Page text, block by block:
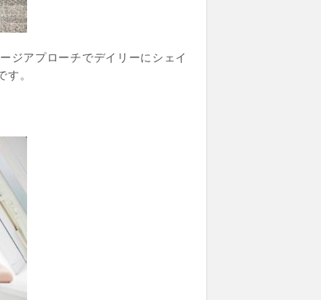
ジアプローチでデイリーにシェイ
。